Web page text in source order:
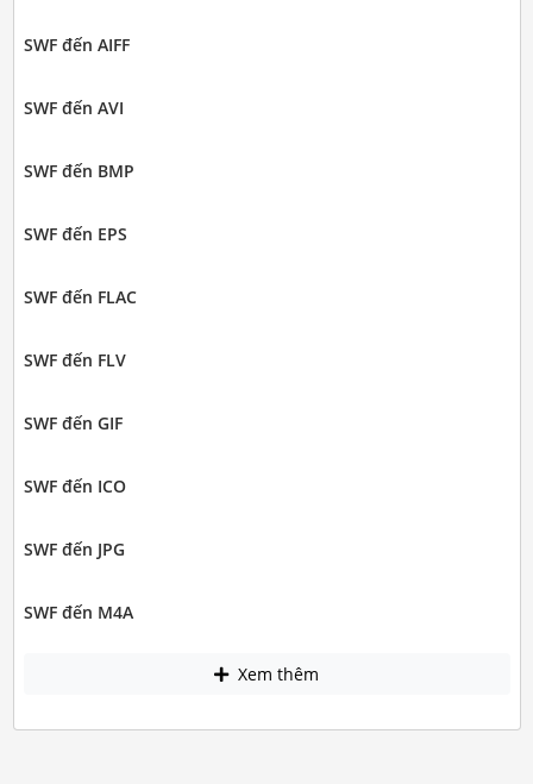
SWF đến AIFF
SWF đến AVI
SWF đến BMP
SWF đến EPS
SWF đến FLAC
SWF đến FLV
SWF đến GIF
SWF đến ICO
SWF đến JPG
SWF đến M4A
Xem thêm